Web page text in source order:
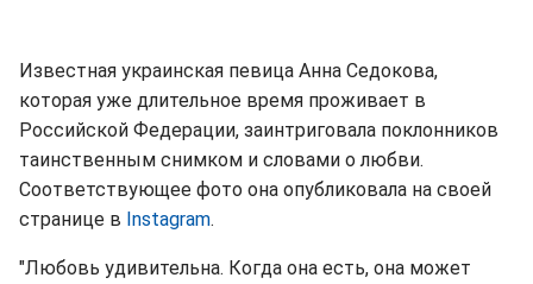
Известная украинская певица Анна Седокова,
которая уже длительное время проживает в
Российской Федерации, заинтриговала поклонников
таинственным снимком и словами о любви.
Соответствующее фото она опубликовала на своей
странице в Instagram.
"Любовь удивительна. Когда она есть, она может